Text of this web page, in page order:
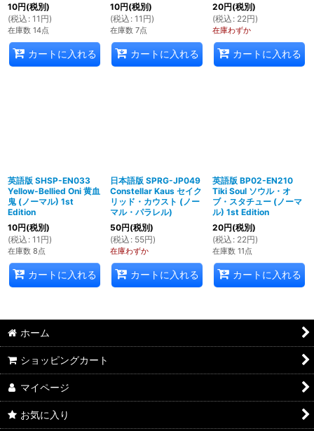
10円(税別)
(税込 : 11 円)
在庫数 14点
カートに入れる
10円(税別)
(税込 : 11 円)
在庫数 7点
カートに入れる
20円(税別)
(税込 : 22円)
在庫わずか
カートに入れる
英語版 SHSP-EN033
Yellow-Bellied Oni 黄血
鬼 (ノーマル) 1st
Edition
10円(税別)
(税込 : 11 円)
在庫数 8点
カートに入れる
日本語版 SPRG-JP049
Constellar Kaus セイク
リッド・カウスト (ノー
マル・パラレル)
50円(税別)
(税込 : 55円)
在庫わずか
カートに入れる
英語版 BP02-EN210
Tiki Soul ソウル・オ
ブ・スタチュー (ノーマ
ル) 1st Edition
20円(税別)
(税込 : 22円)
在庫数 11点
カートに入れる
ホーム
ショッピングカート
マイページ
お気に入り